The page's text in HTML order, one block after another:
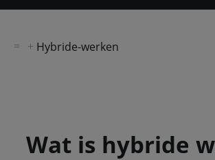
Hybride-werken
Wat is hybride